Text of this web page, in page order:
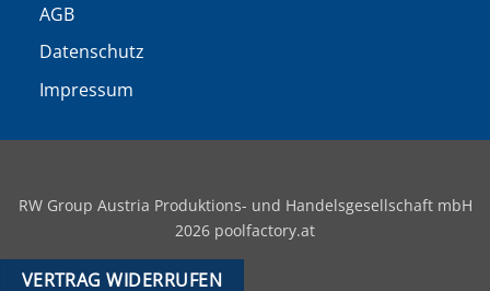
AGB
Datenschutz
Impressum
RW Group Austria Produktions- und Handelsgesellschaft mbH
2026 poolfactory.at
VERTRAG WIDERRUFEN